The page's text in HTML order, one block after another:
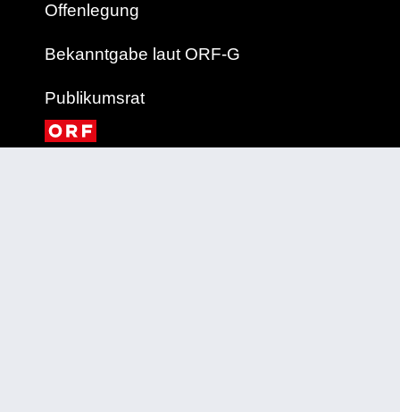
Offenlegung
Bekanntgabe laut ORF-G
Publikumsrat